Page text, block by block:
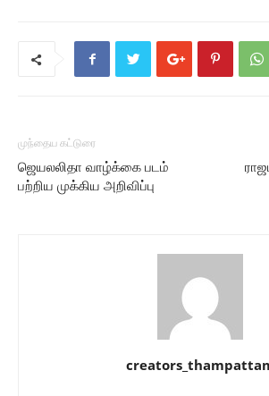
முந்தைய கட்டுரை
ஜெயலலிதா வாழ்க்கை படம்
பற்றிய முக்கிய அறிவிப்பு